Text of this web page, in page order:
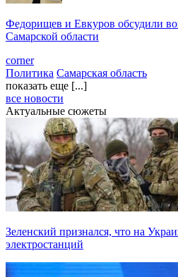
Федорищев и Евкуров обсудили
Самарской области
corner
Политика Самарская область
показать еще [...]
все новости
Актуальные сюжеты
Зеленский признался, что на
электростанций